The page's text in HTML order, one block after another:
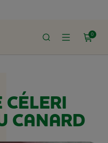
0
CÉLERI
CANARD